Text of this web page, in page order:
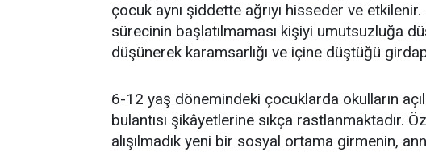
çocuk aynı şiddette ağrıyı hisseder ve
sürecinin başlatılmaması kişiyi umutsuzluğa
düşünerek karamsarlığı ve içine düştüğü
6-12 yaş dönemindeki çocuklarda okulların
bulantısı şikâyetlerine sıkça rastlanmaktadır.
alışılmadık yeni bir sosyal ortama girmenin,